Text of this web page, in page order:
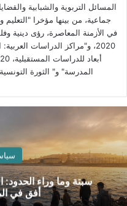
المسائل التربوية والشبابية
في الأزمنة المعاصرة، رؤى دينية
2020، و"مراكز الدراسات
المدرسة" و" الثورة
سبتة وما وراء الحدود:
أفق في